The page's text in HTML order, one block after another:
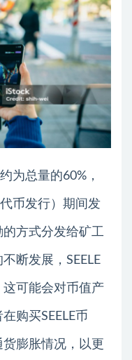
为总量的60%，
币发行）期间发
方式分发给矿工
断发展，SEELE
可能会对币值产
购买SEELE币
膨胀情况，以更